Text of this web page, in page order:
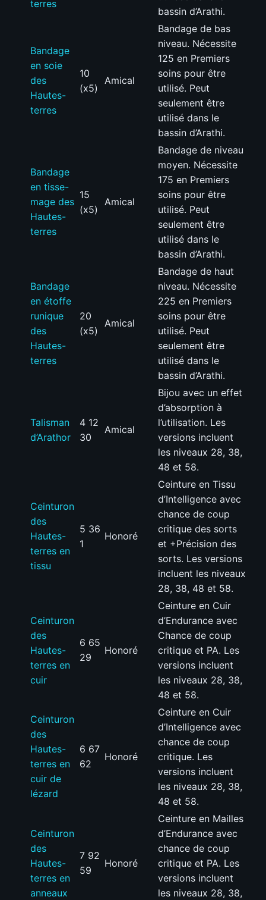
terres
bassin d’Arathi.
Bandage
en soie
des
Hautes-
terres
10
(x5)
Amical
Bandage de bas
niveau. Nécessite
125 en Premiers
soins pour être
utilisé. Peut
seulement être
utilisé dans le
bassin d’Arathi.
Bandage
en tisse-
mage des
Hautes-
terres
15
(x5)
Amical
Bandage de niveau
moyen. Nécessite
175 en Premiers
soins pour être
utilisé. Peut
seulement être
utilisé dans le
bassin d’Arathi.
Bandage
en étoffe
runique
des
Hautes-
terres
20
(x5)
Amical
Bandage de haut
niveau. Nécessite
225 en Premiers
soins pour être
utilisé. Peut
seulement être
utilisé dans le
bassin d’Arathi.
Talisman
d’Arathor
4 12
30
Amical
Bijou avec un effet
d’absorption à
l’utilisation. Les
versions incluent
les niveaux 28, 38,
48 et 58.
Ceinturon
des
Hautes-
terres en
tissu
5 36
1
Honoré
Ceinture en Tissu
d’Intelligence avec
chance de coup
critique des sorts
et +Précision des
sorts. Les versions
incluent les niveaux
28, 38, 48 et 58.
Ceinturon
des
Hautes-
terres en
cuir
6 65
29
Honoré
Ceinture en Cuir
d’Endurance avec
Chance de coup
critique et PA. Les
versions incluent
les niveaux 28, 38,
48 et 58.
Ceinturon
des
Hautes-
terres en
cuir de
lézard
6 67
62
Honoré
Ceinture en Cuir
d’Intelligence avec
chance de coup
critique. Les
versions incluent
les niveaux 28, 38,
48 et 58.
Ceinturon
des
Hautes-
terres en
anneaux
7 92
59
Honoré
Ceinture en Mailles
d’Endurance avec
chance de coup
critique et PA. Les
versions incluent
les niveaux 28, 38,